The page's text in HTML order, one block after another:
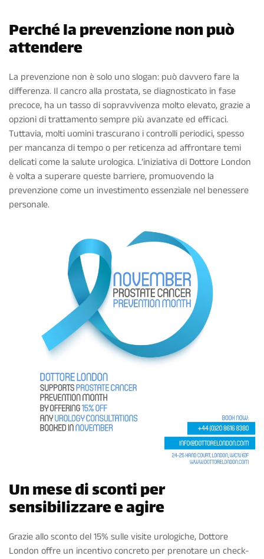
Perché la prevenzione non può
attendere
La prevenzione non è solo uno slogan: può davvero fare la
differenza. Il cancro alla prostata, se diagnosticato in fase
precoce, ha un tasso di sopravvivenza molto elevato, grazie a
opzioni di trattamento sempre più avanzate ed efficaci.
Tuttavia, molti uomini trascurano i controlli periodici, spesso
per mancanza di tempo o per reticenza ad affrontare temi
delicati come la salute urologica. L’iniziativa di Dottore London
è volta a superare queste barriere, promuovendo la
prevenzione come un investimento essenziale nel benessere
personale.
Un mese di sconti per
sensibilizzare e agire
Grazie allo sconto del 15% sulle visite urologiche, Dottore
London offre un incentivo concreto per prenotare un check-